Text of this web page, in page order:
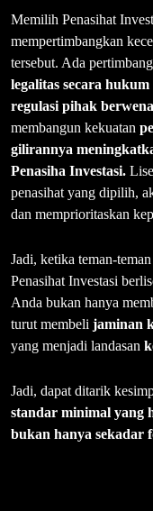
Memilih Penasihat
mempertimbangkan
tersebut. Ada
legalitas secara
regulasi pihak
membangun kekuatan
gilirannya
Penasiha Investasi.
penasihat yang dipilih,
dan memprioritaskan
Jadi, ketika teman-
Penasihat Investasi
Anda bukan hanya
turut membeli jaminan
yang menjadi landasan
Jadi, dapat ditarik
standar minimal yang
bukan hanya sekadar